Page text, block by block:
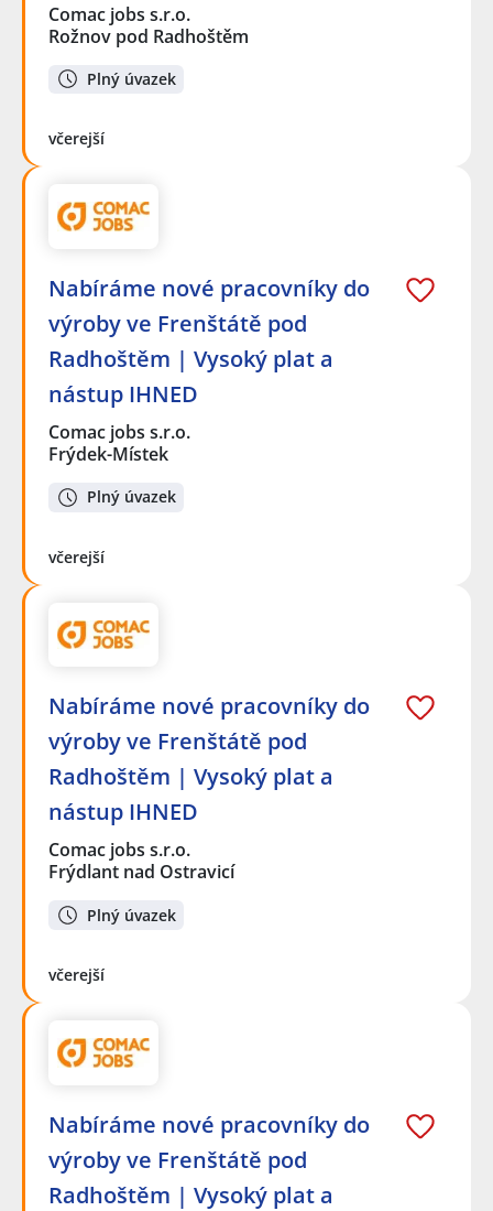
Comac jobs s.r.o.
Rožnov pod Radhoštěm
Plný úvazek
včerejší
Nabíráme nové pracovníky do
výroby ve Frenštátě pod
Radhoštěm | Vysoký plat a
nástup IHNED
Comac jobs s.r.o.
Frýdek-Místek
Plný úvazek
včerejší
Nabíráme nové pracovníky do
výroby ve Frenštátě pod
Radhoštěm | Vysoký plat a
nástup IHNED
Comac jobs s.r.o.
Frýdlant nad Ostravicí
Plný úvazek
včerejší
Nabíráme nové pracovníky do
výroby ve Frenštátě pod
Radhoštěm | Vysoký plat a